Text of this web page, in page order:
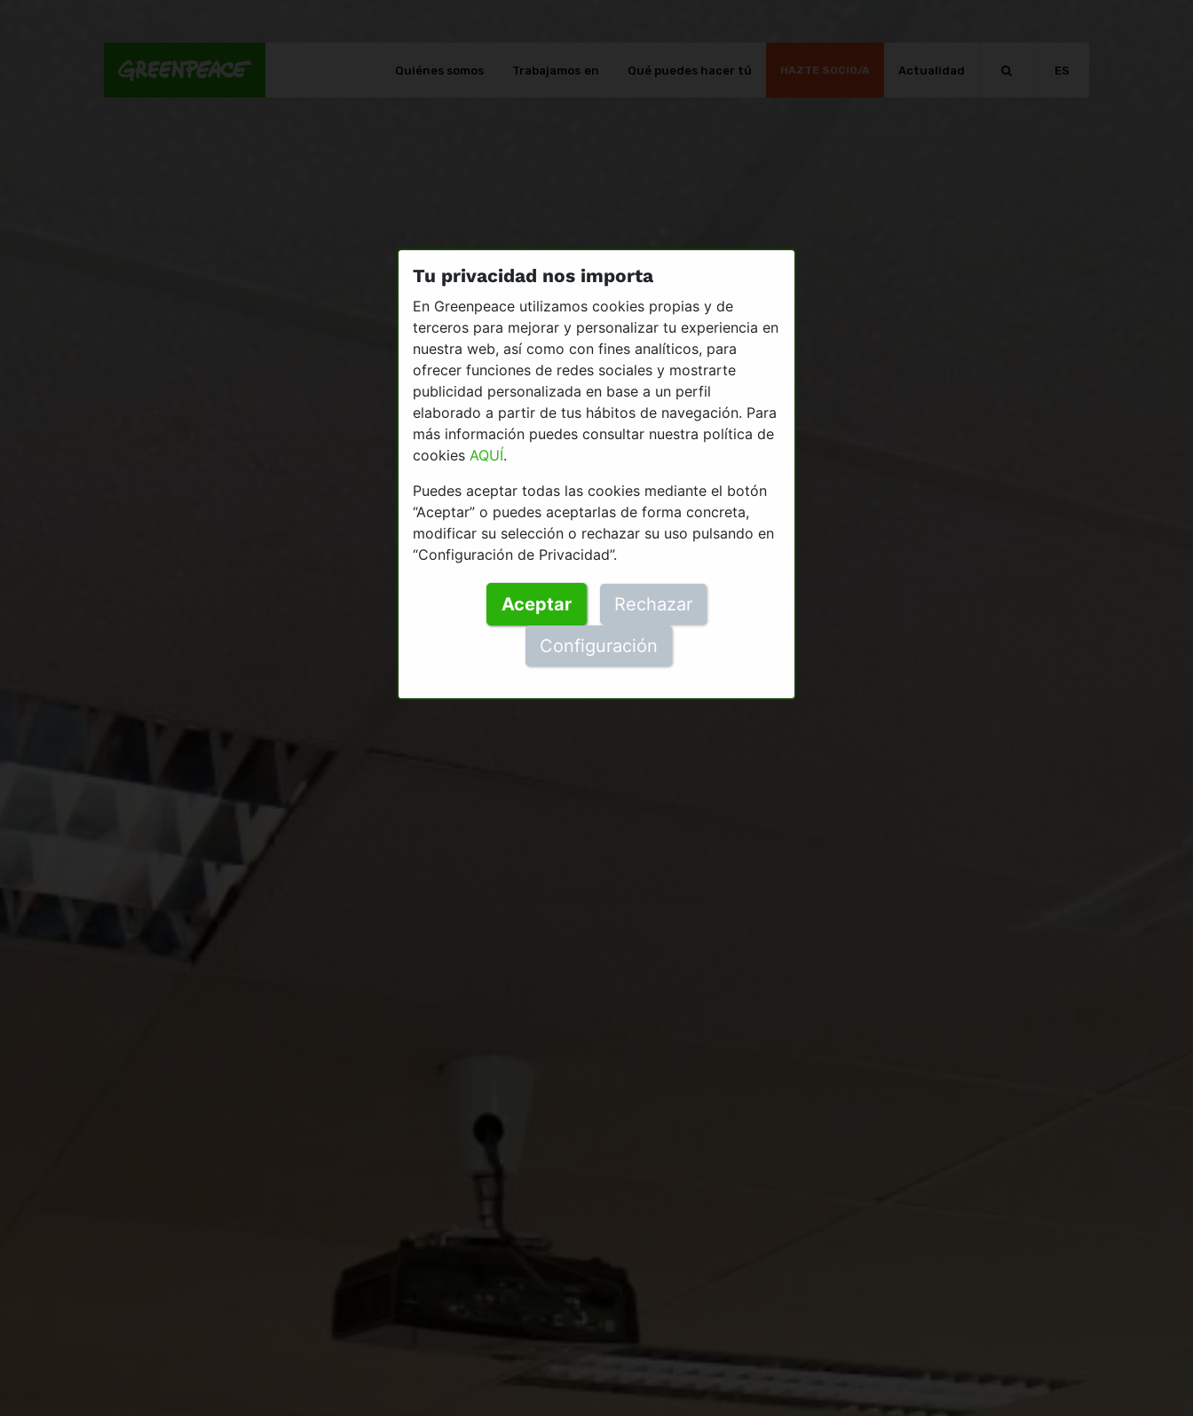
Quiénes somos Trabajamos en Qué puedes hacer tú HAZTE SOCIO/A Actualidad ES
Tu privacidad nos importa
En Greenpeace utilizamos cookies propias y de
terceros para mejorar y personalizar tu experiencia en
nuestra web, así como con fines analíticos, para
ofrecer funciones de redes sociales y mostrarte
publicidad personalizada en base a un perfil
elaborado a partir de tus hábitos de navegación. Para
más información puedes consultar nuestra política de
cookies AQUÍ.
Puedes aceptar todas las cookies mediante el botón
“Aceptar” o puedes aceptarlas de forma concreta,
modificar su selección o rechazar su uso pulsando en
“Configuración de Privacidad”.
Aceptar
Rechazar
Configuración